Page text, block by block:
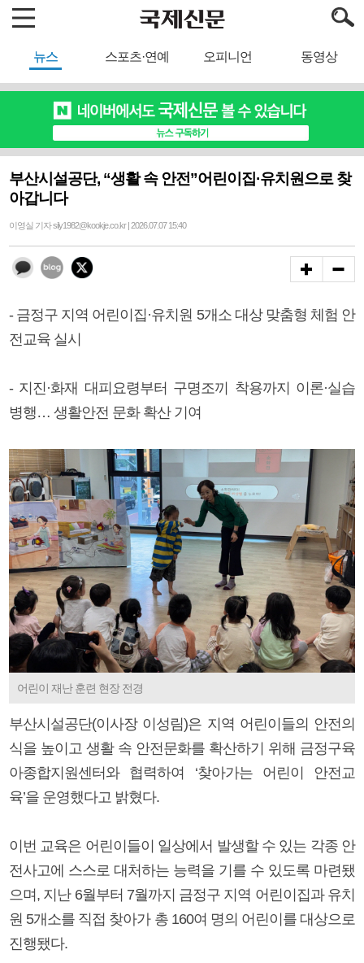
뉴스 스포츠·연예 오피니언 동영상
부산시설공단, “생활 속 안전”어린이집·유치원으로 찾
아갑니다
이영실 기자 sily1982@kookje.co.kr | 2026.07.07 15:40
- 금정구 지역 어린이집·유치원 5개소 대상 맞춤형 체험 안
전교육 실시
- 지진·화재 대피요령부터 구명조끼 착용까지 이론·실습
병행… 생활안전 문화 확산 기여
어린이 재난 훈련 현장 전경
부산시설공단(이사장 이성림)은 지역 어린이들의 안전의
식을 높이고 생활 속 안전문화를 확산하기 위해 금정구육
아종합지원센터와 협력하여 ‘찾아가는 어린이 안전교
육’을 운영했다고 밝혔다.
이번 교육은 어린이들이 일상에서 발생할 수 있는 각종 안
전사고에 스스로 대처하는 능력을 기를 수 있도록 마련됐
으며, 지난 6월부터 7월까지 금정구 지역 어린이집과 유치
원 5개소를 직접 찾아가 총 160여 명의 어린이를 대상으로
진행됐다.